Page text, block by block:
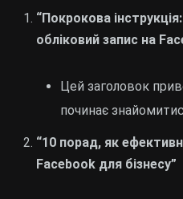
“Покрокова
обліковий запис на
Цей заголовок
починає
“10 порад, як
Facebook для бізнесу”